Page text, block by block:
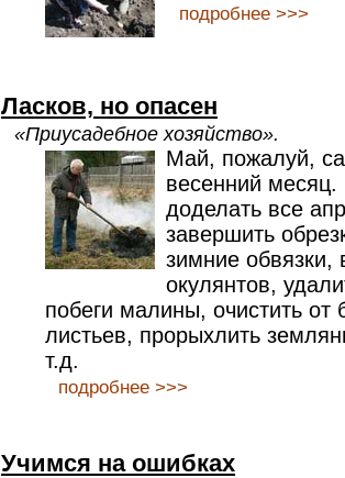
подробнее >>>
Ласков, но опасен
«Приусадебное хозяйство».
Май, пожалуй,
весенний
доделать все
завершить
зимние
окулянтов,
побеги малины, очистить от
листьев, прорыхлить
т.д.
подробнее >>>
Учимся на ошибках